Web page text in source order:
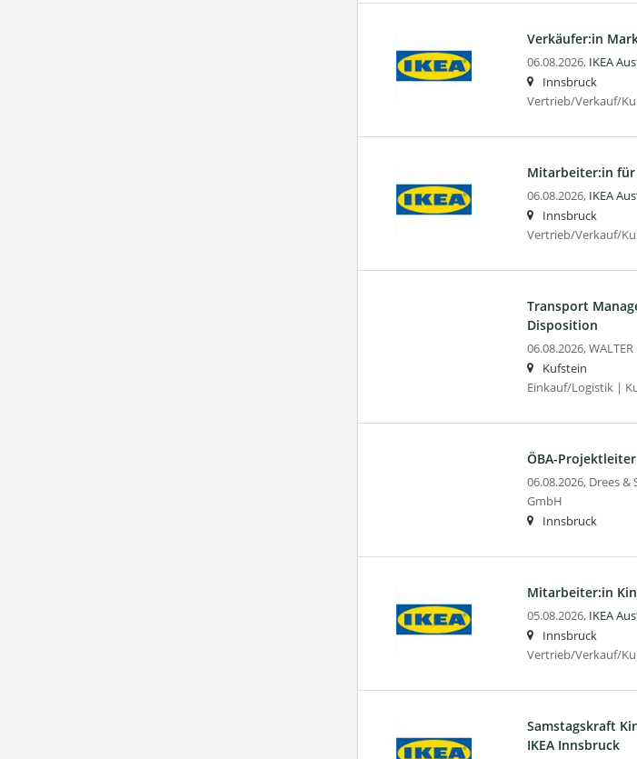
Verkäufer:in
06.08.2026, IKEA
Innsbruck
Vertrieb/Verkauf/
Mitarbeiter:in für
06.08.2026, IKEA
Innsbruck
Vertrieb/Verkauf/
Transport
Disposition
06.08.2026,WALTER
Kufstein
Einkauf/Logistik |
ÖBA-
06.08.2026, Drees &
GmbH
Innsbruck
Mitarbeiter:in
05.08.2026, IKEA
Innsbruck
Vertrieb/Verkauf/
Samstagskraft
IKEA Innsbruck